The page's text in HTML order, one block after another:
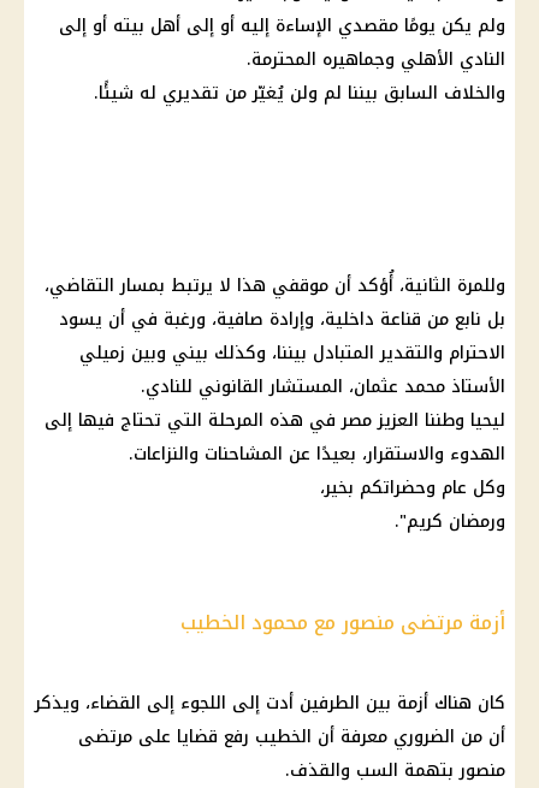
ولم يكن يومًا مقصدي الإساءة إليه أو إلى أهل بيته أو إلى
النادي الأهلي وجماهيره المحترمة.
والخلاف السابق بيننا لم ولن يُغيّر من تقديري له شيئًا.
وللمرة الثانية، أُؤكد أن موقفي هذا لا يرتبط بمسار التقاضي،
بل نابع من قناعة داخلية، وإرادة صافية، ورغبة في أن يسود
الاحترام والتقدير المتبادل بيننا، وكذلك بيني وبين زميلي
الأستاذ محمد عثمان، المستشار القانوني للنادي.
ليحيا وطننا العزيز مصر في هذه المرحلة التي تحتاج فيها إلى
الهدوء والاستقرار، بعيدًا عن المشاحنات والنزاعات.
وكل عام وحضراتكم بخير،
ورمضان كريم".
أزمة مرتضى منصور مع محمود الخطيب
كان هناك أزمة بين الطرفين أدت إلى اللجوء إلى القضاء، ويذكر
أن من الضروري معرفة أن الخطيب رفع قضايا على مرتضى
منصور بتهمة السب والقذف.